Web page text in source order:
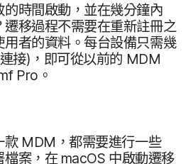
時間​啟動，​並​在​幾​分鐘​內​
移​過程​不​需要​在​重新​註冊​之​
者​的​資料。​每​台​設備​只​需​幾​
接)，​即​可​從​以​前​的 MDM
Pro 。
款MDM ，​都​需要​進行​一些​
檔案，​在macOS 中​啟動​遷​移​